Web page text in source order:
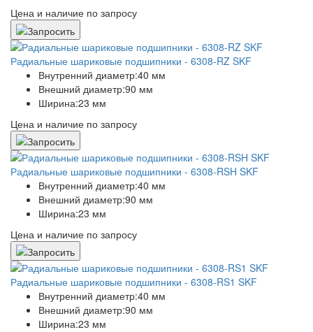
Цена и наличие по запросу
Радиальные шариковые подшипники - 6308-RZ SKF
Внутренний диаметр:40 мм
Внешний диаметр:90 мм
Ширина:23 мм
Цена и наличие по запросу
Радиальные шариковые подшипники - 6308-RSH SKF
Внутренний диаметр:40 мм
Внешний диаметр:90 мм
Ширина:23 мм
Цена и наличие по запросу
Радиальные шариковые подшипники - 6308-RS1 SKF
Внутренний диаметр:40 мм
Внешний диаметр:90 мм
Ширина:23 мм